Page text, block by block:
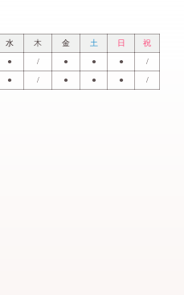
水 木 金 土 日 祝
● / ● ● ● /
● / ● ● ● /